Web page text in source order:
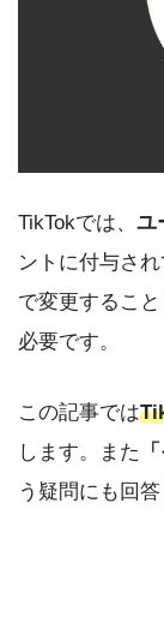
TikTokでは、 ユ
ントに付与さ
で変更するこ
必要です。
この記事では
します。また
う疑問にも回答